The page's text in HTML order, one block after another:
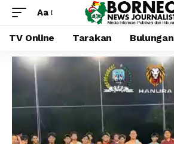
Aa
TV Online Tarakan Bulungan